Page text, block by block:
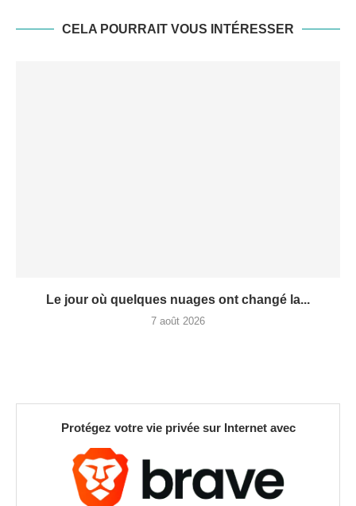
CELA POURRAIT VOUS INTÉRESSER
Le jour où quelques nuages ont changé la...
7 août 2026
Protégez votre vie privée sur Internet avec